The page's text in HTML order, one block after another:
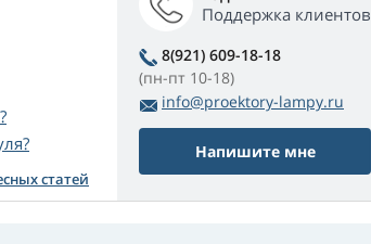
статей
Поддержка клиентов
8(921) 609-18-18
(пн-пт 10-18)
info@proektory-lampy.ru
Напишите мне